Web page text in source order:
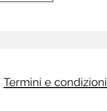
Termini e condizioni